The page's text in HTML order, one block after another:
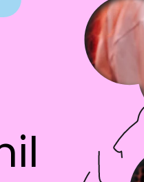
80116582
oluline ning
milliseid
jagame ja millised on
on MTÜ
**** ja e-kiri